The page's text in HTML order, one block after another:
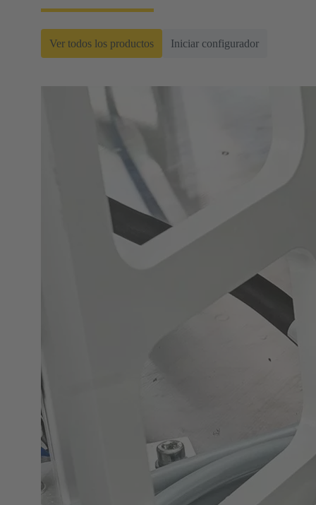
Ver todos los productos Iniciar configurador